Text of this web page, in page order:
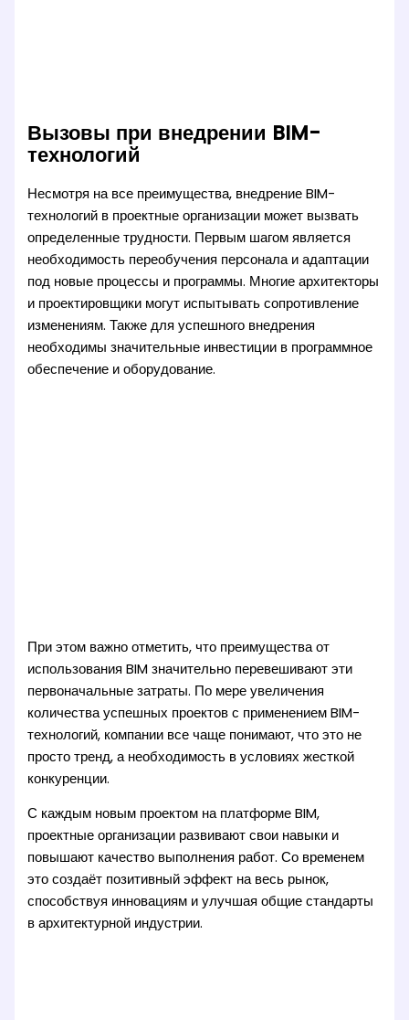
Вызовы при внедрении BIM-
технологий
Несмотря на все преимущества, внедрение BIM-
технологий в проектные организации может вызвать
определенные трудности. Первым шагом является
необходимость переобучения персонала и адаптации
под новые процессы и программы. Многие архитекторы
и проектировщики могут испытывать сопротивление
изменениям. Также для успешного внедрения
необходимы значительные инвестиции в программное
обеспечение и оборудование.
При этом важно отметить, что преимущества от
использования BIM значительно перевешивают эти
первоначальные затраты. По мере увеличения
количества успешных проектов с применением BIM-
технологий, компании все чаще понимают, что это не
просто тренд, а необходимость в условиях жесткой
конкуренции.
С каждым новым проектом на платформе BIM,
проектные организации развивают свои навыки и
повышают качество выполнения работ. Со временем
это создаёт позитивный эффект на весь рынок,
способствуя инновациям и улучшая общие стандарты
в архитектурной индустрии.